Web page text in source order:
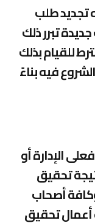
تجديد طلب
تبرر ذلك
للقيام بذلك
فيه بناءً
الإدارة أو
تحقيق
أصحاب
أعمال تحقيق